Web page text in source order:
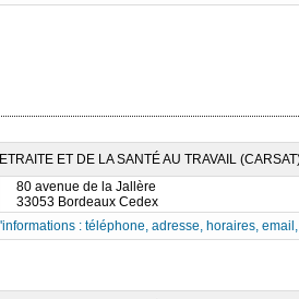
ET DE LA SANTÉ AU TRAVAIL
80 avenue de la Jallère
33053 Bordeaux Cedex
: téléphone, adresse, horaires,